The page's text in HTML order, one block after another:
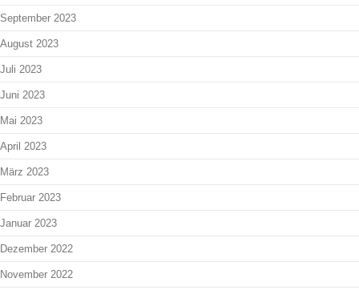
September 2023
August 2023
Juli 2023
Juni 2023
Mai 2023
April 2023
März 2023
Februar 2023
Januar 2023
Dezember 2022
November 2022